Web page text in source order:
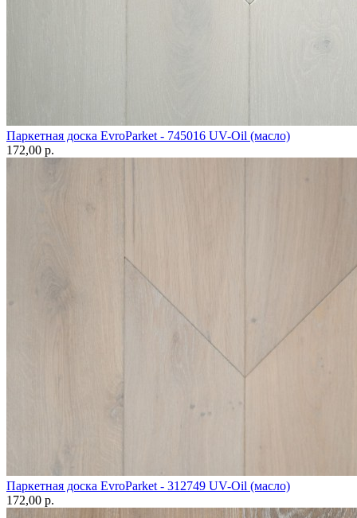
Паркетная доска EvroParket - 745016 UV-Oil (масло)
172,00 p.
Паркетная доска EvroParket - 312749 UV-Oil (масло)
172,00 p.